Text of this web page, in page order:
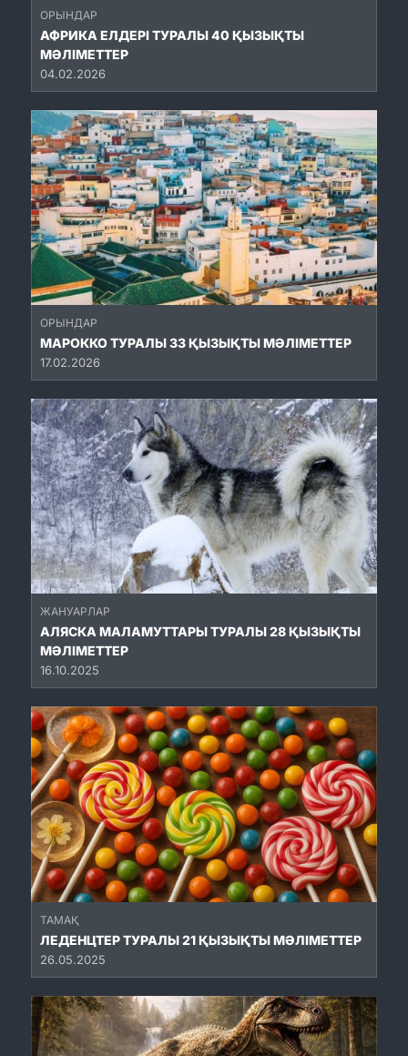
ОРЫНДАР
АФРИКА ЕЛДЕРІ ТУРАЛЫ 40 ҚЫЗЫҚТЫ
МӘЛІМЕТТЕР
04.02.2026
ОРЫНДАР
МАРОККО ТУРАЛЫ 33 ҚЫЗЫҚТЫ МӘЛІМЕТТЕР
17.02.2026
ЖАНУАРЛАР
АЛЯСКА МАЛАМУТТАРЫ ТУРАЛЫ 28 ҚЫЗЫҚТЫ
МӘЛІМЕТТЕР
16.10.2025
ТАМАҚ
ЛЕДЕНЦТЕР ТУРАЛЫ 21 ҚЫЗЫҚТЫ МӘЛІМЕТТЕР
26.05.2025